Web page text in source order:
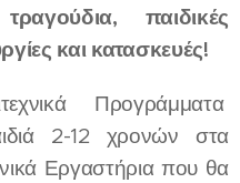
παιδικές
και κατασκευές!
Προγράμματα
2-12 χρονών στα
Εργαστήρια που θα